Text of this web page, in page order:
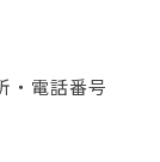
・電話番号